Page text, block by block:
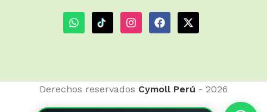
Derechos reservados Cymoll Perú - 2026